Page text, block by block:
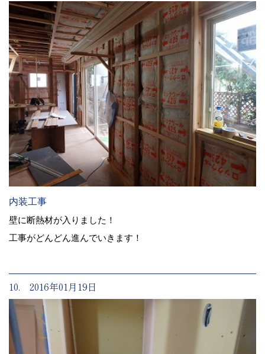
内装工事
壁に断熱材が入りました！
工事がどんどん進んでいきます！
10. 2016年01月19日